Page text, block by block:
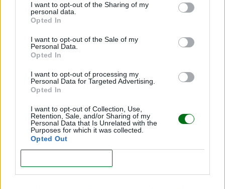
I want to opt-out of the Sharing of my
personal data.
Opted In
I want to opt-out of the Sale of my
Personal Data.
Opted In
I want to opt-out of processing my
Personal Data for Targeted Advertising.
Opted In
I want to opt-out of Collection, Use,
Retention, Sale, and/or Sharing of my
Personal Data that Is Unrelated with the
Purposes for which it was collected.
Opted Out
proteger la delicada piel de tu bebéayudando a